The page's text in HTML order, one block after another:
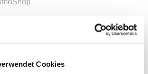
Cookies
bis 100MHz